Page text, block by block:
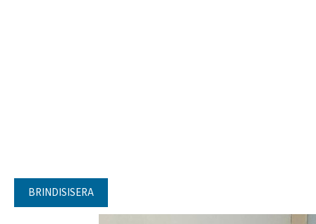
BRINDISISERA